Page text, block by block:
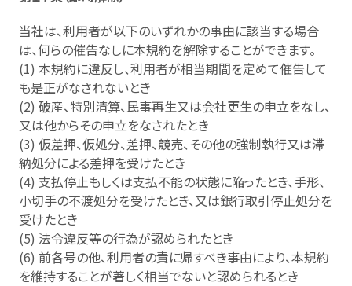
当社は、利用者が以下のいずれかの事由に該当する場合
は、何らの催告なしに本規約を解除することができます。
(1) 本規約に違反し、利用者が相当期間を定めて催告して
も是正がなされないとき
(2) 破産、特別清算、民事再生又は会社更生の申立をなし、
又は他からその申立をなされたとき
(3) 仮差押、仮処分、差押、競売、その他の強制執行又は滞
納処分による差押を受けたとき
(4) 支払停止もしくは支払不能の状態に陥ったとき、手形、
小切手の不渡処分を受けたとき、又は銀行取引停止処分を
受けたとき
(5) 法令違反等の行為が認められたとき
(6) 前各号の他、利用者の責に帰すべき事由により、本規約
を維持することが著しく相当でないと認められるとき